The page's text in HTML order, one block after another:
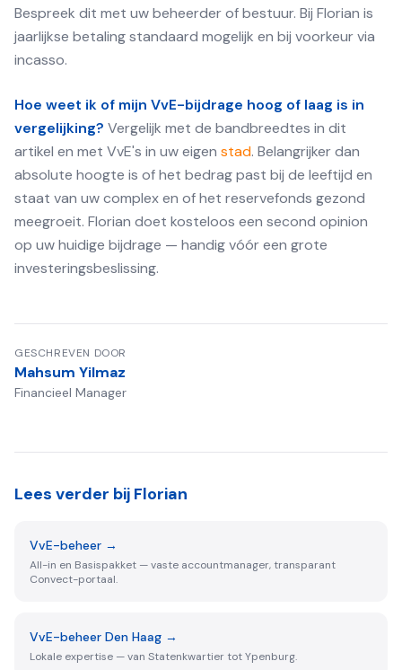
Bespreek dit met uw beheerder of bestuur. Bij Florian is
jaarlijkse betaling standaard mogelijk en bij voorkeur via
incasso.
Hoe weet ik of mijn VvE-bijdrage hoog of laag is in
vergelijking? Vergelijk met de bandbreedtes in dit
artikel en met VvE's in uw eigen stad. Belangrijker dan
absolute hoogte is of het bedrag past bij de leeftijd en
staat van uw complex en of het reservefonds gezond
meegroeit. Florian doet kosteloos een second opinion
op uw huidige bijdrage — handig vóór een grote
investeringsbeslissing.
GESCHREVEN DOOR
Mahsum Yilmaz
Financieel Manager
Lees verder bij Florian
VvE-beheer →
All-in en Basispakket — vaste accountmanager, transparant
Convect-portaal.
VvE-beheer Den Haag →
Lokale expertise — van Statenkwartier tot Ypenburg.